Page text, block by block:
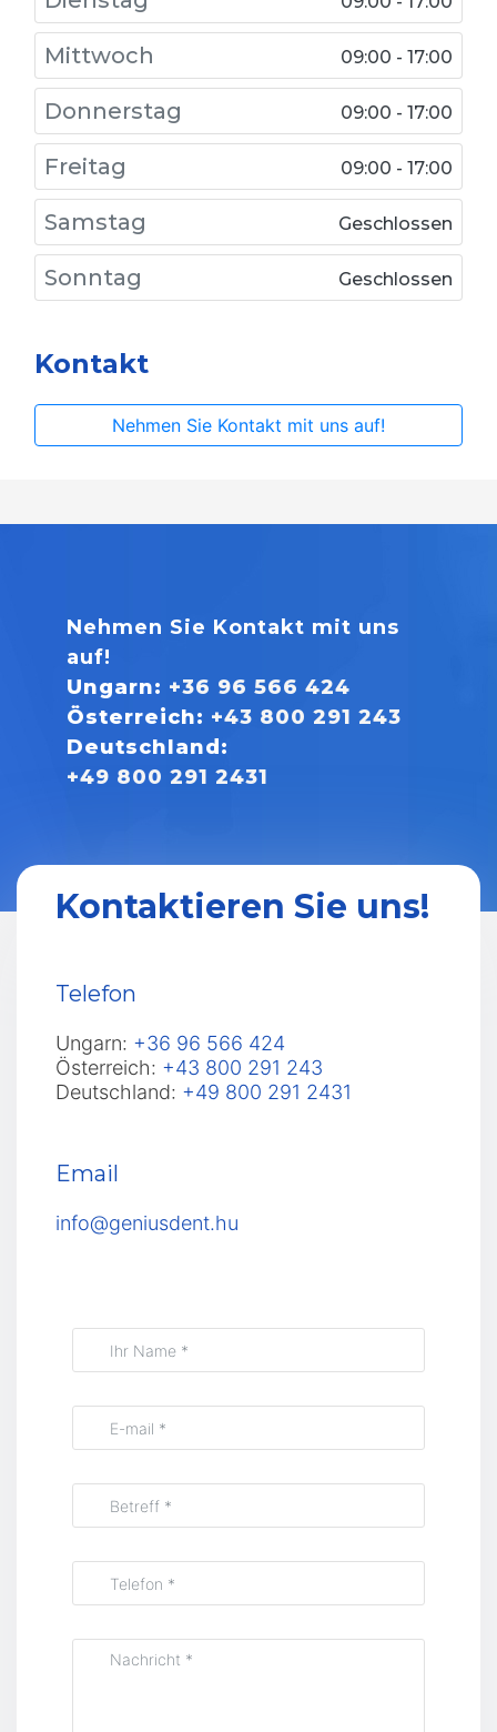
Mittwoch 09:00 - 17:00
Donnerstag 09:00 - 17:00
Freitag 09:00 - 17:00
Samstag Geschlossen
Sonntag Geschlossen
Kontakt
Nehmen Sie Kontakt mit uns auf!
Nehmen Sie Kontakt mit uns
auf!
Ungarn: +36 96 566 424
Österreich: +43 800 291 243
Deutschland:
+49 800 291 2431
Kontaktieren Sie uns!
Telefon
Ungarn: +36 96 566 424
Österreich: +43 800 291 243
Deutschland: +49 800 291 2431
Email
info@geniusdent.hu